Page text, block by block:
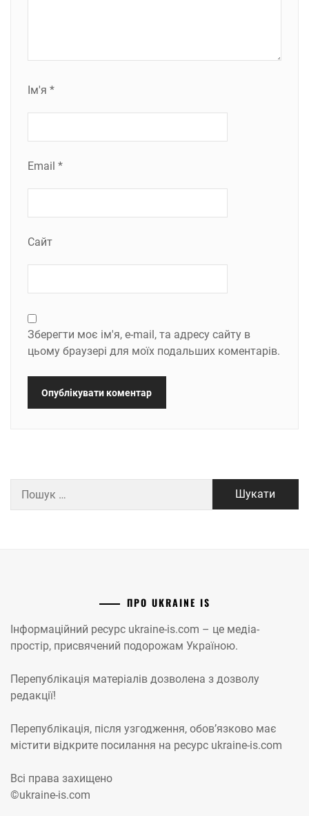
Ім'я *
Email *
Сайт
Зберегти моє ім'я, e-mail, та адресу сайту в
цьому браузері для моїх подальших коментарів.
ПРО UKRAINE IS
Інформаційний ресурс ukraine-is.com – це медіа-
простір, присвячений подорожам Україною.
Перепублікація матеріалів дозволена з дозволу
редакції!
Перепублікація, після узгодження, обов’язково має
містити відкрите посилання на ресурс ukraine-is.com
Всі права захищено
©ukraine-is.com